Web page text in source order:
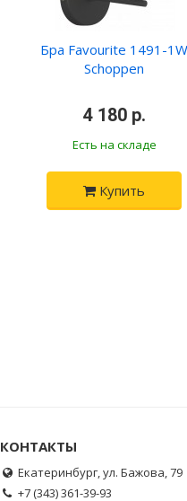
Бра Favourite 1491-1W
Schoppen
4 180 р.
Есть на складе
Купить
КОНТАКТЫ
Екатеринбург, ул. Бажова, 79
+7 (343) 361-39-93